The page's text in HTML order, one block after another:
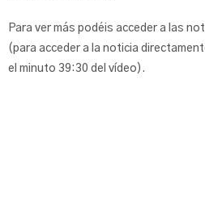
Para ver más podéis acceder a las
(para acceder a la noticia
el minuto 39:30 del vídeo).